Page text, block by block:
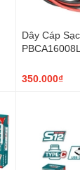
Dây Cáp
350.000₫